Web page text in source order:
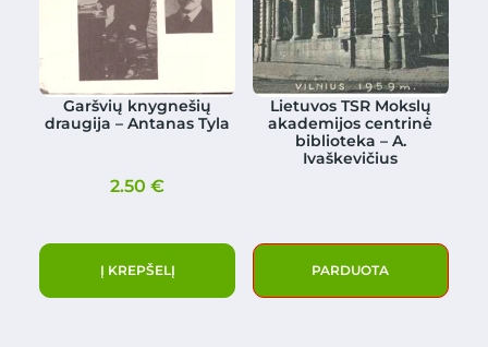
Garšvių knygnešių
draugija – Antanas Tyla
2.50€
Į KREPŠELĮ
Lietuvos TSR Mokslų
akademijos centrinė
biblioteka – A.
Ivaškevičius
PARDUOTA